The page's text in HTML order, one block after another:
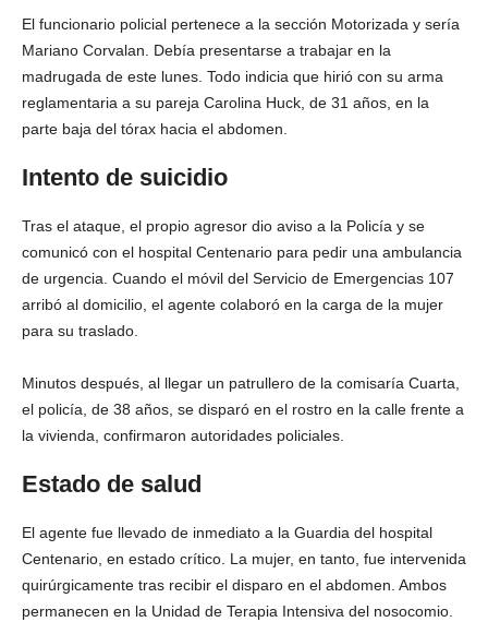
El funcionario policial pertenece a la sección Motorizada y sería
Mariano Corvalan. Debía presentarse a trabajar en la
madrugada de este lunes. Todo indicia que hirió con su arma
reglamentaria a su pareja Carolina Huck, de 31 años, en la
parte baja del tórax hacia el abdomen.
Intento de suicidio
Tras el ataque, el propio agresor dio aviso a la Policía y se
comunicó con el hospital Centenario para pedir una ambulancia
de urgencia. Cuando el móvil del Servicio de Emergencias 107
arribó al domicilio, el agente colaboró en la carga de la mujer
para su traslado.
Minutos después, al llegar un patrullero de la comisaría Cuarta,
el policía, de 38 años, se disparó en el rostro en la calle frente a
la vivienda, confirmaron autoridades policiales.
Estado de salud
El agente fue llevado de inmediato a la Guardia del hospital
Centenario, en estado crítico. La mujer, en tanto, fue intervenida
quirúrgicamente tras recibir el disparo en el abdomen. Ambos
permanecen en la Unidad de Terapia Intensiva del nosocomio.